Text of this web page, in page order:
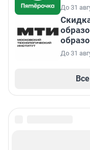
До 31
До 31